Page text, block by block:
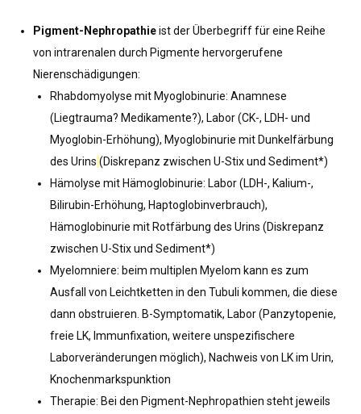
Pigment-Nephropathieist der Überbegriff für eine Reihe
von intrarenalen durch Pigmente hervorgerufene
Nierenschädigungen:
Rhabdomyolyse mit Myoglobinurie: Anamnese
(Liegtrauma? Medikamente?), Labor (CK-, LDH- und
Myoglobin-Erhöhung), Myoglobinurie mit Dunkelfärbung
des Urins (Diskrepanz zwischen U-Stix und Sediment*)
Hämolyse mit Hämoglobinurie: Labor (LDH-, Kalium-,
Bilirubin-Erhöhung, Haptoglobinverbrauch),
Hämoglobinurie mit Rotfärbung des Urins (Diskrepanz
zwischen U-Stix und Sediment*)
Myelomniere: beim multiplen Myelom kann es zum
Ausfall von Leichtketten in den Tubuli kommen, die diese
dann obstruieren. B-Symptomatik, Labor (Panzytopenie,
freie LK, Immunfixation, weitere unspezifischere
Laborveränderungen möglich), Nachweis von LK im Urin,
Knochenmarkspunktion
Therapie: Bei den Pigment-Nephropathien steht jeweils